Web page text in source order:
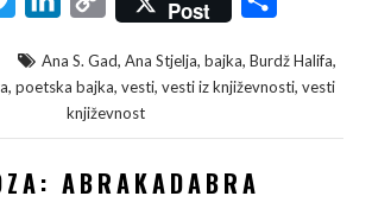
t
e
n
k
e
d
p
y
L
i
Post
a
e
Ana S. Gad, Ana Stjelja, bajka, Burdž Halifa,
, poetska bajka, vesti, vesti iz književnosti, vesti
književnost
ABRAKADABRA